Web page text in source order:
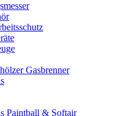
Gasbrenner
Paintball & Softair